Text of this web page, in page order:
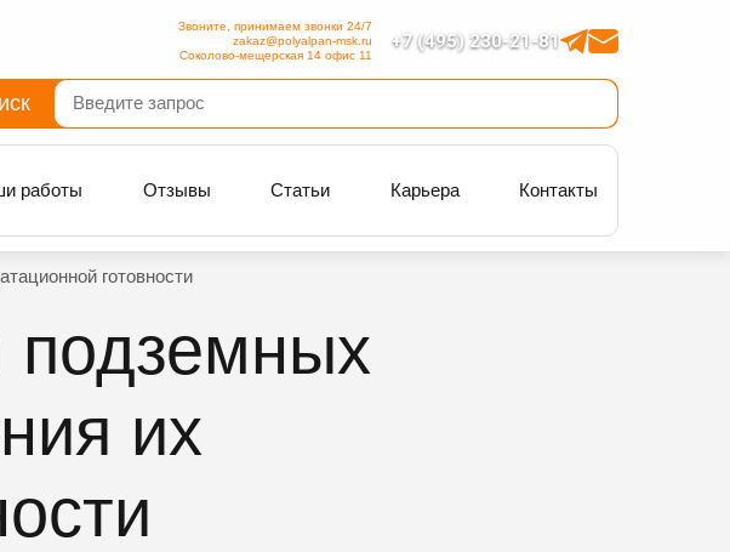
+7 (495) 230-21-81
Звоните, принимаем звонки 24/7
zakaz@polyalpan-msk.ru
Соколово-мещерская 14 офис 11
работы Отзывы Статьи Карьера Контакты
готовности
подземных
их